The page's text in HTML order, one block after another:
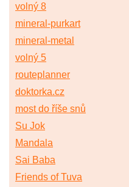
volný 8
mineral-purkart
mineral-metal
volný 5
routeplanner
doktorka.cz
most do říše snů
Su Jok
Mandala
Sai Baba
Friends of Tuva